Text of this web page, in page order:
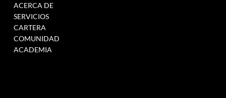
ACERCA DE
SERVICIOS
CARTERA
COMUNIDAD
ACADEMIA